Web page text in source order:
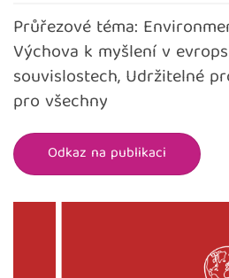
Průřezové téma:
Výchova k myšlení v
souvislostech, Udržitelné
pro všechny
Odkaz na publikaci